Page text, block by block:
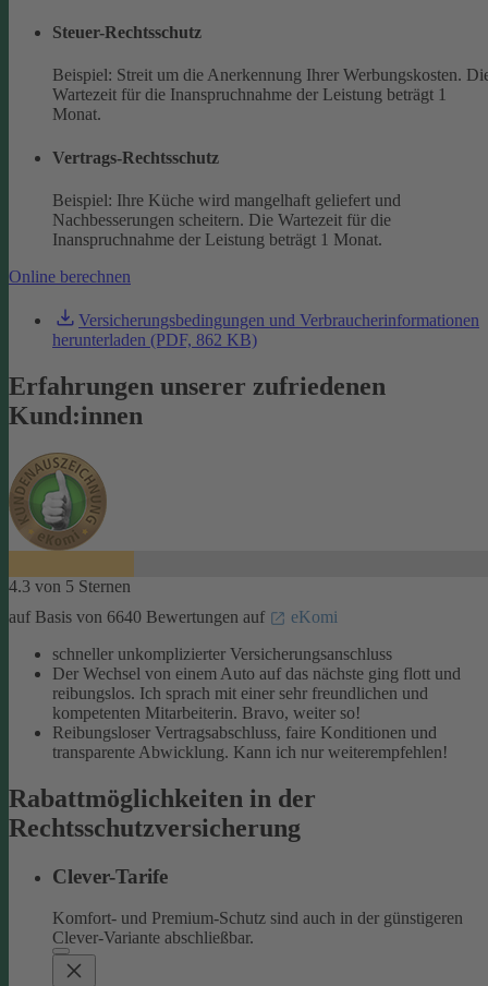
Steuer-Rechtsschutz
Beispiel: Streit um die Anerkennung Ihrer Werbungskosten.
Wartezeit für die Inanspruchnahme der Leistung beträgt 1
Monat.
Vertrags-Rechtsschutz
Beispiel: Ihre Küche wird mangelhaft geliefert und
Nachbesserungen scheitern. Die Wartezeit für die
Inanspruchnahme der Leistung beträgt 1 Monat.
Online berechnen
Versicherungsbedingungen und Verbraucherinformationen
herunterladen (PDF, 862 KB)
Erfahrungen unserer zufriedenen
Kund:innen
4.3 von 5 Sternen
auf Basis von 6640 Bewertungen auf
eKomi
schneller unkomplizierter Versicherungsanschluss
Der Wechsel von einem Auto auf das nächste ging flott und
reibungslos. Ich sprach mit einer sehr freundlichen und
kompetenten Mitarbeiterin. Bravo, weiter so!
Reibungsloser Vertragsabschluss, faire Konditionen und
transparente Abwicklung. Kann ich nur weiterempfehlen!
Rabattmöglichkeiten in der
Rechtsschutzversicherung
Clever-Tarife
Komfort- und Premium-Schutz sind auch in der günstigeren
Clever-Variante abschließbar.